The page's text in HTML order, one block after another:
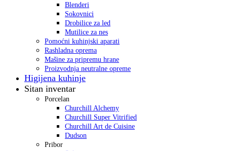
Blenderi
Sokovnici
Drobilice za led
Mutilice za nes
Pomoćni kuhinjski aparati
Rashladna oprema
Mašine za pripremu hrane
Proizvodnja neutralne opreme
Higijena kuhinje
Sitan inventar
Porcelan
Churchill Alchemy
Churchill Super Vitrified
Churchill Art de Cuisine
Dudson
Pribor